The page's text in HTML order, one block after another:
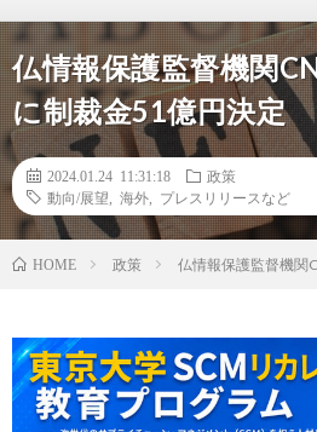
仏情報保護監督機関
に制裁金51億円決定
2024.01.24 11:31:18
政策
動向/展望
海外 プレスリリースなど
HOME 政策 仏情報保護監督機関